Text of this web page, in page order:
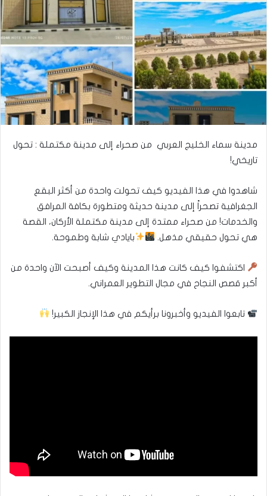
مدينة سماء الخليج العربي من صحراء إلى مدينة مكتملة : تحول
تاريخي!
شاهدوا في هذا الفيديو كيف تحولت واحدة من أكثر البقع
الجغرافية تصحراً إلى مدينة حديثة ومتطورة بكافة المرافق
والخدمات! من صحراء ممتدة إلى مدينة مكتملة الأركان، القصة
هي تحول حقيقي مذهل.
بايادي شابة وطموحة.
اكتشفوا كيف كانت هذا المدينة وكيف أصبحت الآن واحدة من
أكبر قصص النجاح في مجال التطوير العمراني.
تابعوا الفيديو وأخبرونا برأيكم في هذا الإنجاز الكبير!